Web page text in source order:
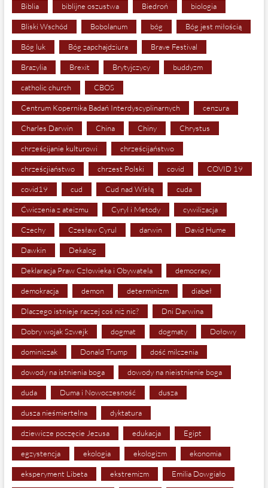
Biblia biblijne oszustwa Biedroń biologia
Bliski Wschód Bobolanum bóg Bóg jest miłością
Bóg luk Bóg zapchajdziura Brave Festival
Brazylia Brexit Brytyjczycy buddyzm
catholic church CBOS
Centrum Kopernika Badań Interdyscyplinarnych cenzura
Charles Darwin China Chiny Chrystus
chrześcijanie kulturowi chrześcijaństwo
chrześcjiaństwo chrzest Polski covid COVID 19
covid19 cud Cud nad Wisłą cuda
Ćwiczenia z ateizmu Cyryl i Metody cywilizacja
Czechy Czesław Cyrul darwin David Hume
Dawkin Dekalog
Deklaracja Praw Człowieka i Obywatela democracy
demokracja demon determinizm diabeł
Dlaczego istnieje raczej coś niż nic? Dni Darwina
Dobry wojak Szwejk dogmat dogmaty Dołowy
dominiczak Donald Trump dość milczenia
dowody na istnienia boga dowody na nieistnienie boga
duda Duma i Nowoczesność dusza
dusza nieśmiertelna dyktatura
dziewicze poczęcie Jezusa edukacja Egipt
egzystencja ekologia ekologizm ekonomia
eksperyment Libeta ekstremizm Emilia Dowgiało